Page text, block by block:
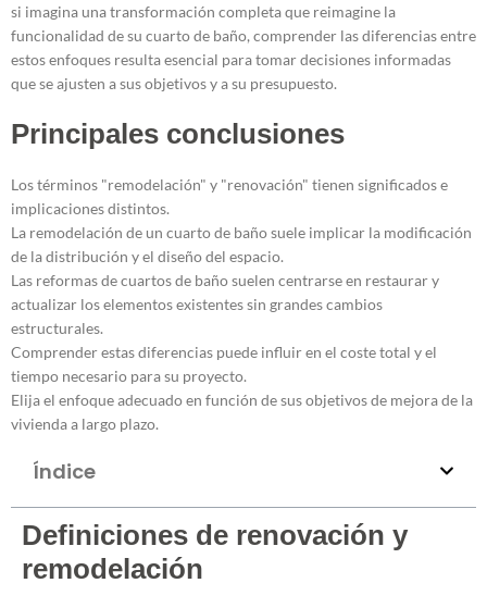
si imagina una transformación completa que reimagine la
funcionalidad de su cuarto de baño, comprender las diferencias entre
estos enfoques resulta esencial para tomar decisiones informadas
que se ajusten a sus objetivos y a su presupuesto.
Principales conclusiones
Los términos "remodelación" y "renovación" tienen significados e
implicaciones distintos.
La remodelación de un cuarto de baño suele implicar la modificación
de la distribución y el diseño del espacio.
Las reformas de cuartos de baño suelen centrarse en restaurar y
actualizar los elementos existentes sin grandes cambios
estructurales.
Comprender estas diferencias puede influir en el coste total y el
tiempo necesario para su proyecto.
Elija el enfoque adecuado en función de sus objetivos de mejora de la
vivienda a largo plazo.
Índice
Definiciones de renovación y
remodelación